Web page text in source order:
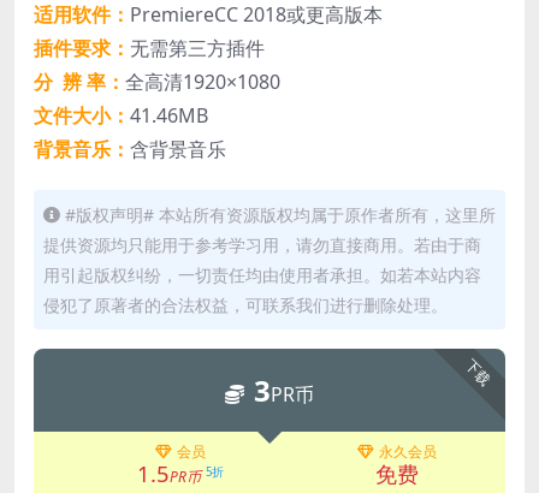
适用软件： PremiereCC 2018或更高版本
插件要求： 无需第三方插件
分 辨 率： 全高清1920×1080
文件大小： 41.46MB
背景音乐： 含背景音乐
#版权声明# 本站所有资源版权均属于原作者所有，这里所
提供资源均只能用于参考学习用，请勿直接商用。若由于商
用引起版权纠纷，一切责任均由使用者承担。如若本站内容
侵犯了原著者的合法权益，可联系我们进行删除处理。
下载
3PR币
会员
1.5PR币 5折
永久会员
免费